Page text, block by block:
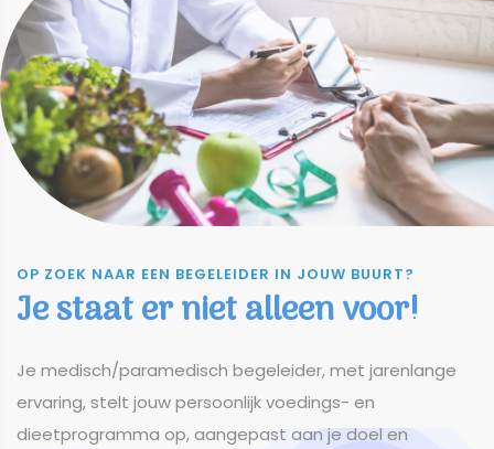
OP ZOEK NAAR EEN BEGELEIDER IN JOUW BUURT?
Je staat er niet alleen voor!
​​​​​​​Je medisch/paramedisch begeleider, met jarenlange
ervaring, stelt jouw persoonlijk voedings- en
dieetprogramma op, aangepast aan je doel en